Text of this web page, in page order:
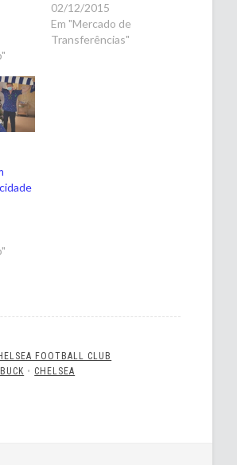
02/12/2015
Em "Mercado de
Transferências"
FOOTBALL CLUB
• CHELSEA